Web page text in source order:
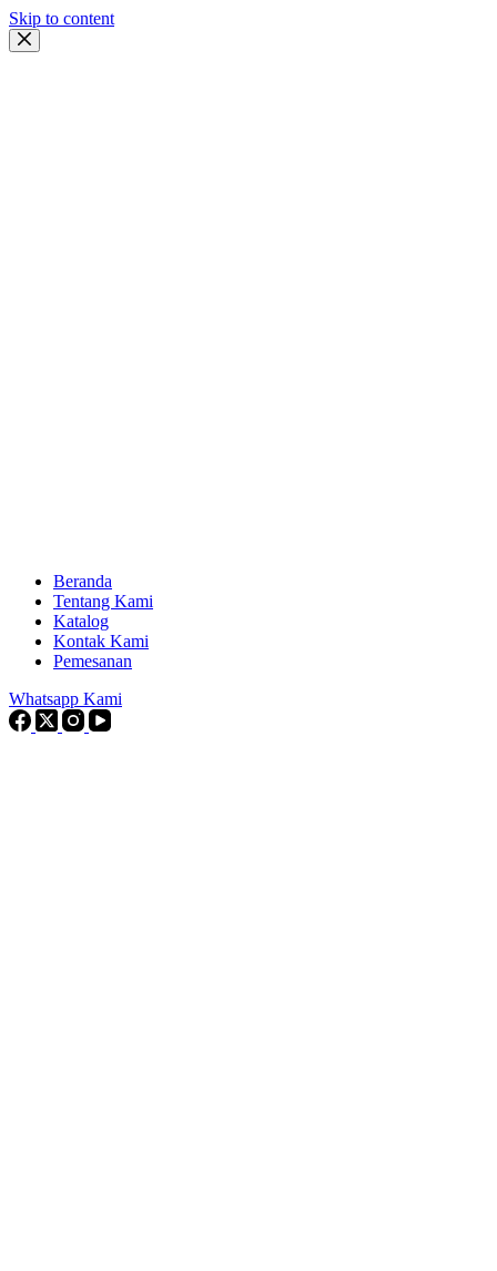
Skip to content
Beranda
Tentang Kami
Katalog
Kontak Kami
Pemesanan
Whatsapp Kami